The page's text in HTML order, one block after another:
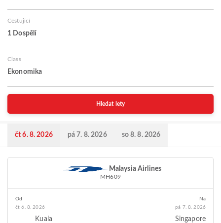
Cestující
1 Dospělí
Class
Ekonomika
Hledat lety
čt 6. 8. 2026 pá 7. 8. 2026 so 8. 8. 2026
Malaysia Airlines
MH609
Od
čt 6. 8. 2026
Kuala
Na
pá 7. 8. 2026
Singapore